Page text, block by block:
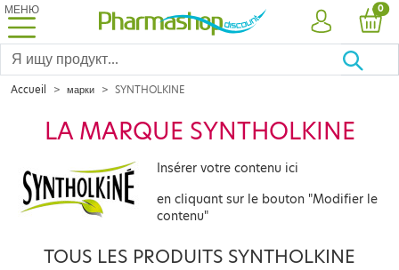
МЕНЮ
УЧЕТНАЯ
0
Accueil марки SYNTHOLKINE
LA MARQUE SYNTHOLKINE
Insérer votre contenu ici
en cliquant sur le bouton "Modifier le
contenu"
TOUS LES PRODUITS SYNTHOLKINE